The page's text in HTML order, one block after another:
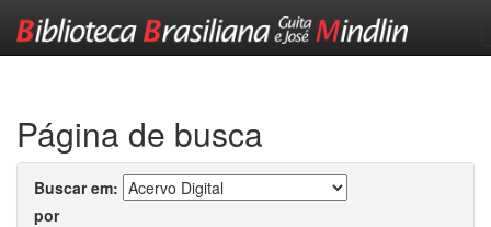
Página de busca
Buscar em:
por